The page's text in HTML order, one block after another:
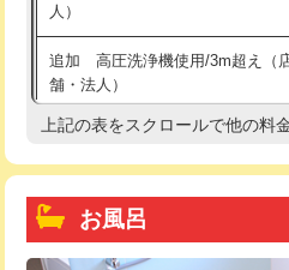
人）
追加 高圧洗浄機使用/3m超え（
舗・法人）
高度高圧洗浄換
トーラー機使用/3mまで
上記の表をスクロールで他の料
お風呂